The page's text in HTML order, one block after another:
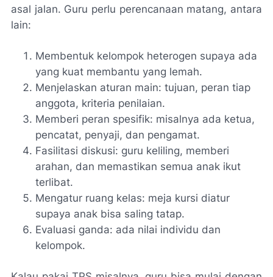
asal jalan. Guru perlu perencanaan matang, antara
lain:
Membentuk kelompok heterogen supaya ada
yang kuat membantu yang lemah.
Menjelaskan aturan main: tujuan, peran tiap
anggota, kriteria penilaian.
Memberi peran spesifik: misalnya ada ketua,
pencatat, penyaji, dan pengamat.
Fasilitasi diskusi: guru keliling, memberi
arahan, dan memastikan semua anak ikut
terlibat.
Mengatur ruang kelas: meja kursi diatur
supaya anak bisa saling tatap.
Evaluasi ganda: ada nilai individu dan
kelompok.